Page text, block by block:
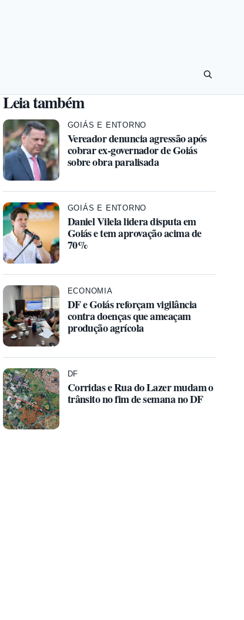
Leia também
GOIÁS E ENTORNO
Vereador denuncia agressão após
cobrar ex-governador de Goiás
sobre obra paralisada
GOIÁS E ENTORNO
Daniel Vilela lidera disputa em
Goiás e tem aprovação acima de
70%
ECONOMIA
DF e Goiás reforçam vigilância
contra doenças que ameaçam
produção agrícola
DF
Corridas e Rua do Lazer mudam o
trânsito no fim de semana no DF